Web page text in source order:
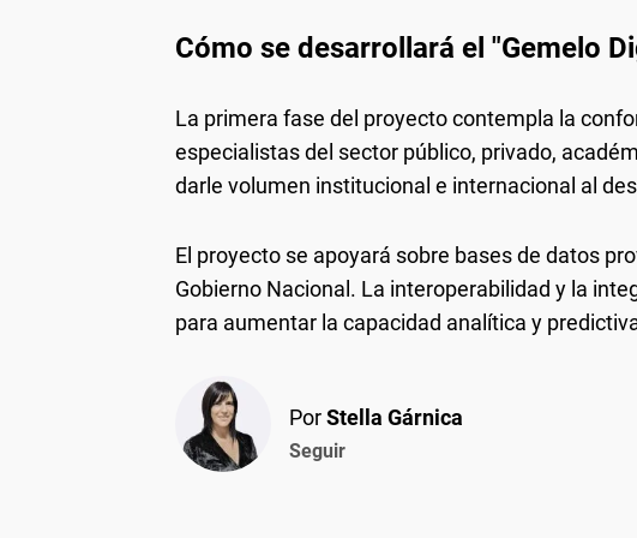
Cómo se desarrollará el "Gemelo
La primera fase del proyecto contempla la
especialistas del sector público, privado,
darle volumen institucional e internacional al
El proyecto se apoyará sobre bases de datos
Gobierno Nacional. La interoperabilidad y la
para aumentar la capacidad analítica y
PorStella Gárnica
Seguir